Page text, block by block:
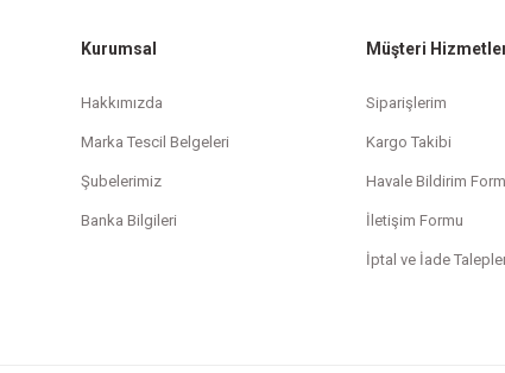
Kurumsal
Hakkımızda
Marka Tescil Belgeleri
Şubelerimiz
Banka Bilgileri
Müşteri
Siparişlerim
Kargo Takibi
Havale Bildirim
İletişim Formu
İptal ve İade